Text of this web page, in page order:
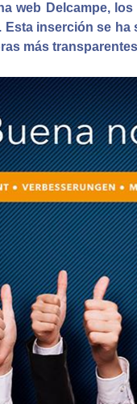
web Delcampe,
inserción se
más